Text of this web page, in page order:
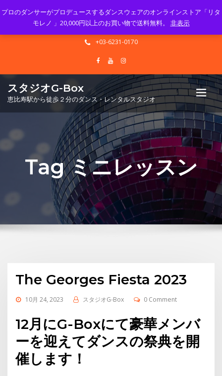
Mon - Sun 10.00 - 23.00
info@gbox-tango.com
+03-6231-0170
スタジオG-Box
恵比寿駅から徒歩２分のダンス・レンタルスタジオ
Tag ミニレッスン
The Georges Fiesta 2023
10月 24, 2023 スタジオG-Box 0 Comment
12月にG-Boxにて豪華メンバ
ーを迎えてダンスの祭典を開
催します！
プロのダンサーがプロデュースするダンスウェアのオンラインストア「リタ
モレノ 」20,000円以上のお買い物で送料無料。 非表示